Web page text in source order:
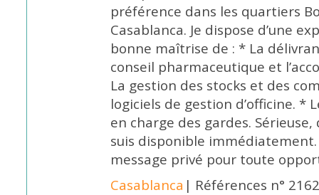
préférence dans les quartiers
Casablanca. Je dispose d’une
bonne maîtrise de : * La
conseil pharmaceutique et
La gestion des stocks et des
logiciels de gestion d’officine. *
en charge des gardes.
suis disponible
message privé pour toute
Casablanca | Références n°